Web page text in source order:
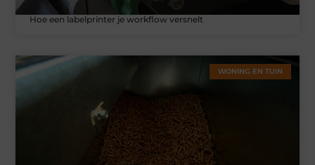
Hoe een labelprinter je workflow versnelt
WONING EN TUIN